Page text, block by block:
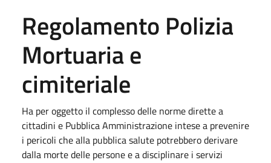
Regolamento Polizia
Mortuaria e
cimiteriale
Ha per oggetto il complesso delle norme dirette a
cittadini e Pubblica Amministrazione intese a prevenire
i pericoli che alla pubblica salute potrebbero derivare
dalla morte delle persone e a disciplinare i servizi